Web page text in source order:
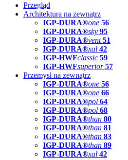
Przegląd
Architektura na zewnątrz
IGP-DURA®one 56
IGP-DURA®sky 95
IGP-DURA®vent 51
IGP-DURA®xal 42
IGP-HWFclassic 59
IGP-HWFsuperior 57
Przemysł na zewnątrz
IGP-DURA®one 56
IGP-DURA®one 66
IGP-DURA®pol 64
IGP-DURA®pol 68
IGP-DURA®than 80
IGP-DURA®than 81
IGP-DURA®than 83
IGP-DURA®than 89
IGP-DURA®xal 42